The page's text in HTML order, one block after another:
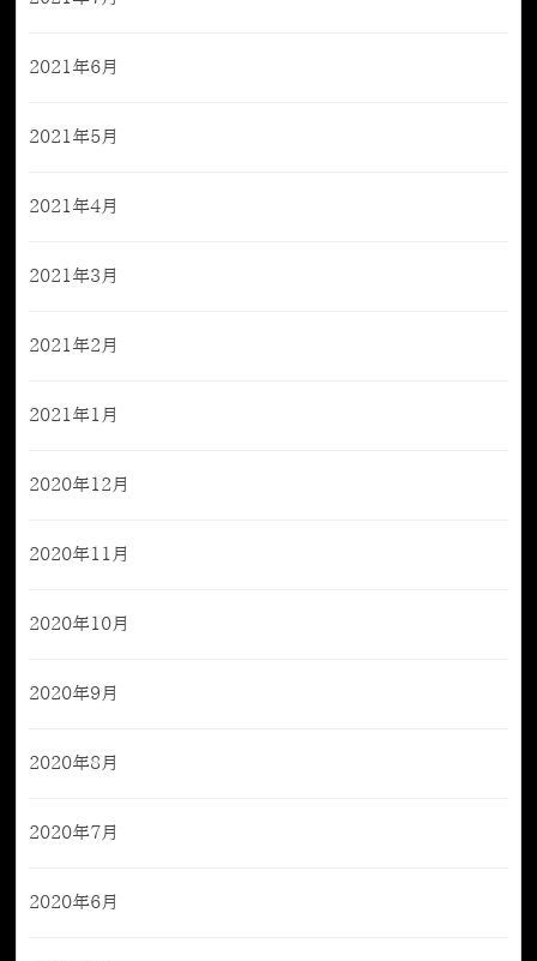
2021年6月
2021年5月
2021年4月
2021年3月
2021年2月
2021年1月
2020年12月
2020年11月
2020年10月
2020年9月
2020年8月
2020年7月
2020年6月